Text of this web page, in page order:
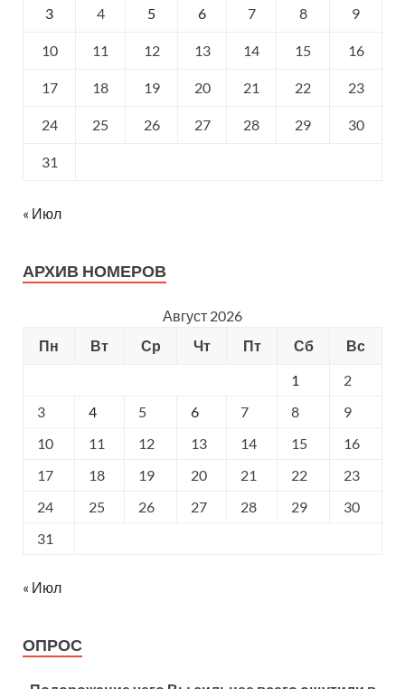
3 4 5 6 7 8 9
10 11 12 13 14 15 16
17 18 19 20 21 22 23
24 25 26 27 28 29 30
31
« Июл
АРХИВ НОМЕРОВ
Август 2026
Пн
Вт Ср Чт Пт Сб
Вс
1
2
3
4 5 6 7 8
9
10
11 12 13 14 15
16
17
18 19 20 21 22
23
24
25 26 27 28 29
30
31
« Июл
ОПРОС